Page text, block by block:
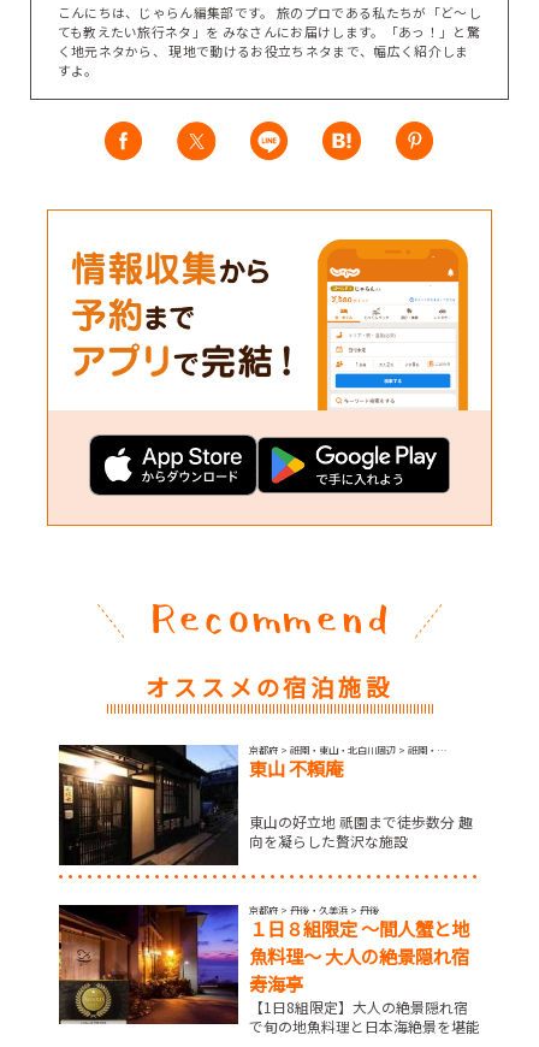
こんにちは、じゃらん編集部です。 旅のプロである私たちが「ど～し
ても教えたい旅行ネタ」を みなさんにお届けします。「あっ！」と驚
く地元ネタから、 現地で動けるお役立ちネタまで、幅広く紹介しま
すよ。
オススメの宿泊施設